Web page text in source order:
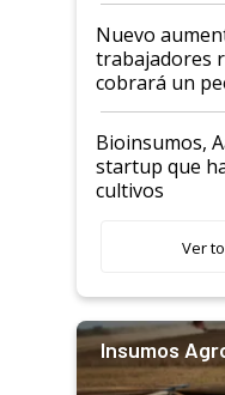
Nuevo
trabajadores
cobrará un
Bioinsumos,
startup que
cultivos
Ver
Insumos